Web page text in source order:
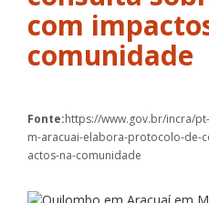
com
comunidade
Fonte:https://www.gov.br/incra/
m-aracuai-elabora-protocolo-de-
actos-na-comunidade